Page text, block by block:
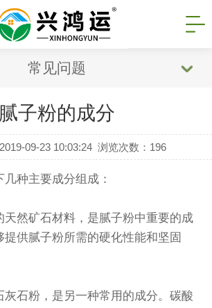
常见问题
腻子粉的成分
09-23 10:03:24 浏览次数： 196
种主要成分组成：
天然矿石材料，是腻子粉中重要的成
提供腻子粉所需的硬化性能和坚固
灰石粉，是另一种常用的成分。碳酸